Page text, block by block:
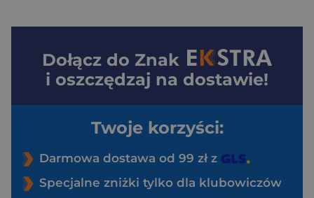
Dołącz do Znak
i oszczędzaj na dostawie!
Twoje korzyści:
Darmowa dostawa od 99 zł z
Specjalne zniżki tylko dla klubowiczów